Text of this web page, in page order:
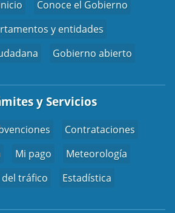
Conoce el Gobierno
y entidades
Gobierno abierto
y Servicios
Contrataciones
Mi pago
Meteorología
del tráfico
Estadística